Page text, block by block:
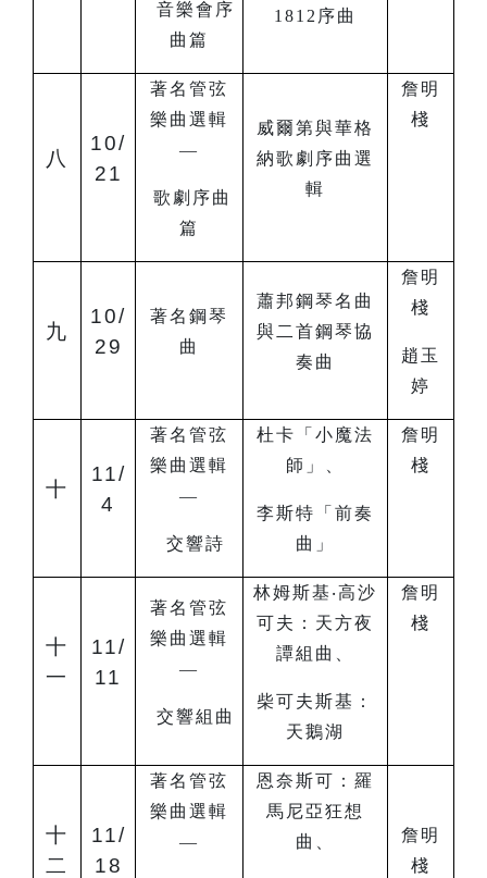
音樂會序
曲篇
1812序曲
八
10/
21
著名管弦
樂曲選輯
—
歌劇序曲
篇
威爾第與華格
納歌劇序曲選
輯
詹明
棧
九
10/
29
著名鋼琴
曲
蕭邦鋼琴名曲
與二首鋼琴協
奏曲
詹明
棧
趙玉
婷
十
11/
4
著名管弦
樂曲選輯
—
交響詩
杜卡「小魔法
師」、
李斯特「前奏
曲」
詹明
棧
十
一
11/
11
著名管弦
樂曲選輯
—
交響組曲
林姆斯基 ‧高沙
可夫：天方夜
譚組曲、
柴可夫斯基：
天鵝湖
詹明
棧
十
二
11/
18
著名管弦
樂曲選輯
—
恩奈斯可：羅
馬尼亞狂想
曲、
詹明
棧